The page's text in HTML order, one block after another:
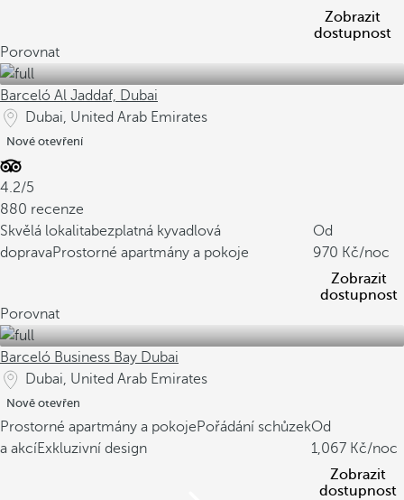
Zobrazit
dostupnost
Porovnat
Barceló Al Jaddaf, Dubai
Dubai, United Arab Emirates
Nové otevření
4.2/5
880 recenze
Skvělá lokalitabezplatná kyvadlová
dopravaProstorné apartmány a pokoje
Od
970
/noc
Zobrazit
dostupnost
Porovnat
Barceló Business Bay Dubai
Dubai, United Arab Emirates
Nově otevřen
Prostorné apartmány a pokojePořádání schůzek
a akcíExkluzivní design
Od
1,067
/noc
Zobrazit
dostupnost